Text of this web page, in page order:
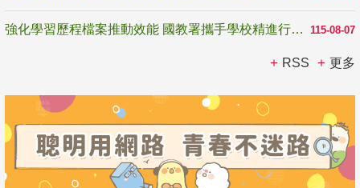
115-08-07
強化學習歷程檔案推動效能 國教署攜手學校精進行政與教學支持
RSS 更多